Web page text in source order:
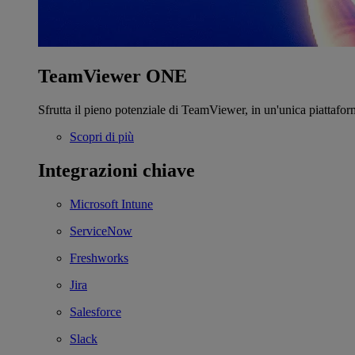
TeamViewer ONE
Sfrutta il pieno potenziale di TeamViewer, in un'unica
Scopri di più
Integrazioni chiave
Microsoft Intune
ServiceNow
Freshworks
Jira
Salesforce
Slack